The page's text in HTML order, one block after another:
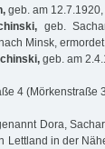
geb. am
geb.
Minsk, ermordet
geb. am
4 (Mörkenstraße
Dora,
Lettland in der